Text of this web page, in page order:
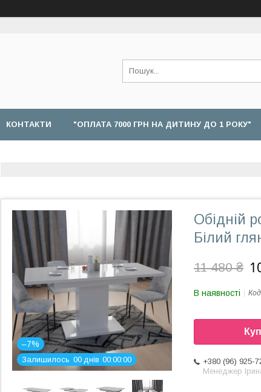
КОНТАКТИ "ОПЛАТА 7000 ГРН НА ДИТИНУ ДО 1 РОКУ"
–7%
Залишилось 00 днів 00 00 00
Обідній
Білий
11 480 ₴
В наявності
+380 (96) 925-
Менеджер